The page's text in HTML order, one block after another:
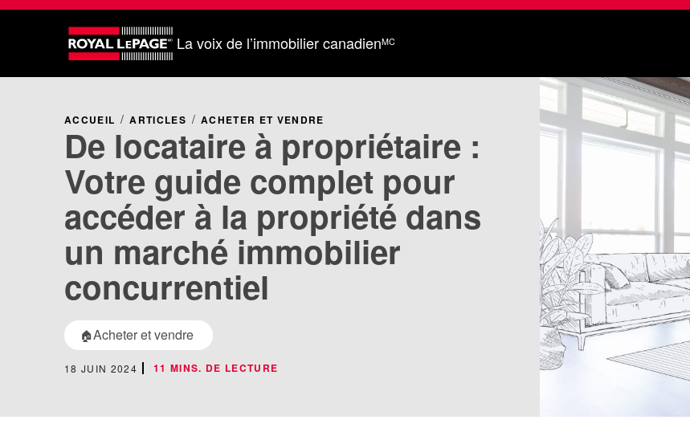
La voix de l’immobilier canadienMC
ACCUEIL ARTICLES ACHETER ET VENDRE
De locataire à propriétaire :
Votre guide complet pour
accéder à la propriété dans
un marché immobilier
concurrentiel
🏠Acheter et vendre
18 JUIN 2024 11 MINS. DE LECTURE